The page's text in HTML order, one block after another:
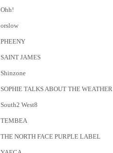
Ohh!
orslow
PHEENY
SAINT JAMES
Shinzone
SOPHIE TALKS ABOUT THE WEATHER
South2 West8
TEMBEA
THE NORTH FACE PURPLE LABEL